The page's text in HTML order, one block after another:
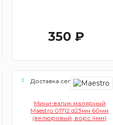
350 ₽
Доставка сегодня
Мини-валик малярный
Maestro 01712 d23мм 60мм
(велюровый, ворс 4мм)